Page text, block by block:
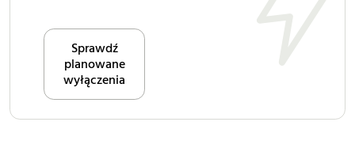
Sprawdź
planowane
wyłączenia